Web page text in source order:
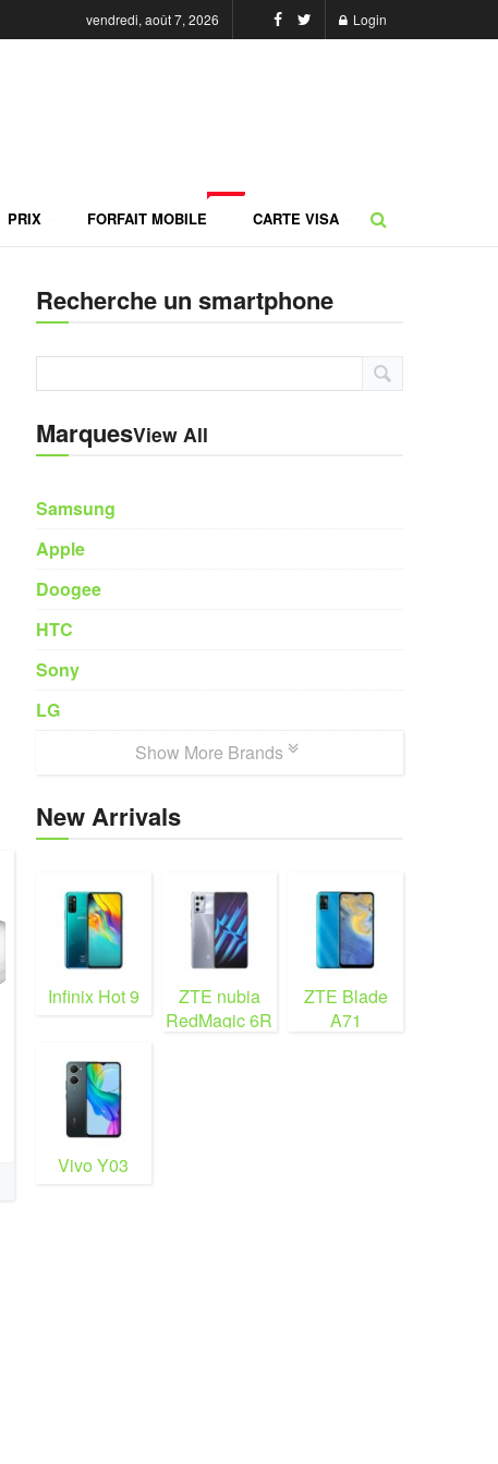
vendredi, août 7, 2026 Login
PRIX FORFAIT MOBILE CARTE VISA
Recherche un smartphone
MarquesView All
Samsung
Apple
Doogee
HTC
Sony
LG
Show More Brands
New Arrivals
Infinix Hot 9
ZTE nubia
RedMagic 6R
ZTE Blade
A71
Vivo Y03